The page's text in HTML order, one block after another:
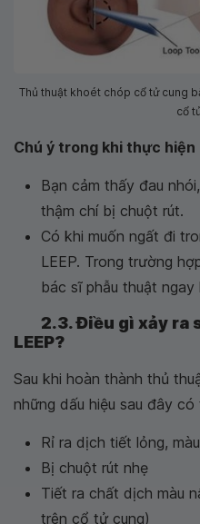
Thủ thuật khoét chóp cổ tử cung
cổ
Chú ý trong khi thực hiện
Bạn cảm thấy đau
thậm chí bị chuột rút.
Có khi muốn ngất đi
LEEP. Trong trường
bác sĩ phẫu thuật ngay
2.3. Điều gì xảy ra
LEEP?
Sau khi hoàn thành thủ
những dấu hiệu sau đây có
Rỉ ra dịch tiết lỏng,
Bị chuột rút nhẹ
Tiết ra chất dịch màu
trên cổ tử cung)